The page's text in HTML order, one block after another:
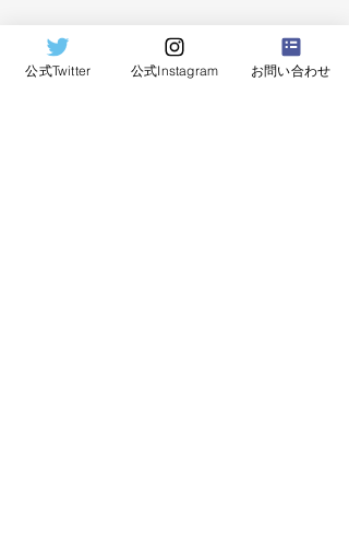
公式Twitter 公式Instagram お問い合わせ